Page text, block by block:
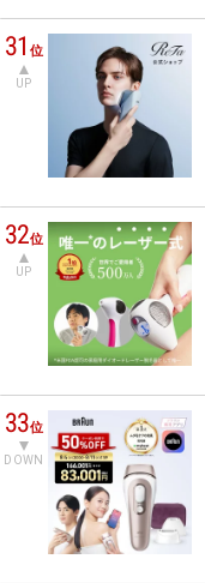
31位
UP
32位
UP
33位
DOWN